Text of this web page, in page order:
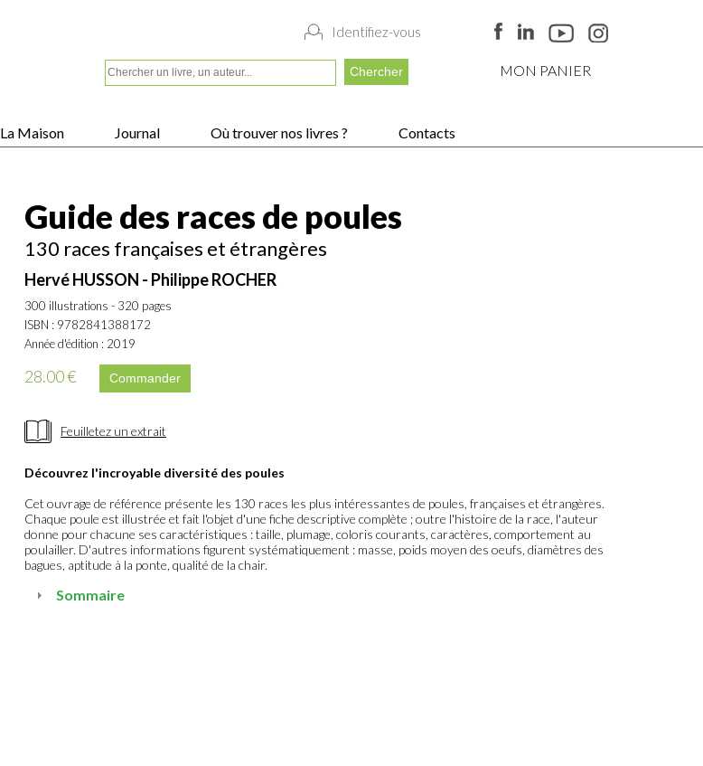
Identifiez-vous
MON PANIER
La Maison Journal Où trouver nos livres ?
Contacts
Guide des races de poules
130 races françaises et étrangères
Hervé HUSSON - Philippe ROCHER
300 illustrations - 320 pages
ISBN : 9782841388172
Année d'édition : 2019
28.00 €
Feuilletez un extrait
Découvrez l'incroyable diversité des poules
Cet ouvrage de référence présente les 130 races les plus intéressantes de poules, françaises et étrangères.
Chaque poule est illustrée et fait l'objet d'une fiche descriptive complète ; outre l'histoire de la race, l'auteur
donne pour chacune ses caractéristiques : taille, plumage, coloris courants, caractères, comportement au
poulailler. D'autres informations figurent systématiquement : masse, poids moyen des oeufs, diamètres des
bagues, aptitude à la ponte, qualité de la chair.
Sommaire